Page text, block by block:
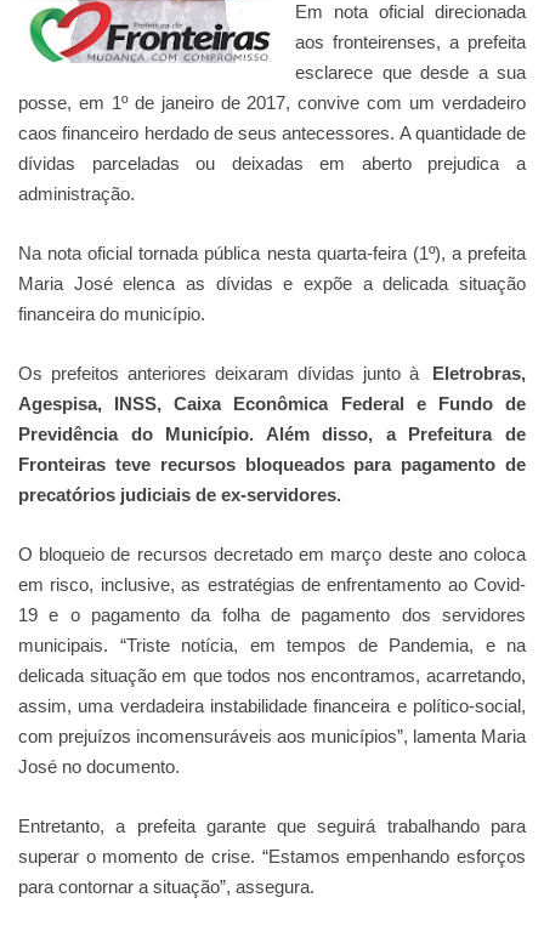
Em nota oficial direcionada
aos fronteirenses, a prefeita
esclarece que desde a sua
posse, em 1º de janeiro de 2017, convive com um verdadeiro
caos financeiro herdado de seus antecessores. A quantidade de
dívidas parceladas ou deixadas em aberto prejudica a
administração.
Na nota oficial tornada pública nesta quarta-feira (1º), a prefeita
Maria José elenca as dívidas e expõe a delicada situação
financeira do município.
Os prefeitos anteriores deixaram dívidas junto à
Eletrobras,
Agespisa, INSS, Caixa Econômica Federal e Fundo de
Previdência do Município. Além disso, a Prefeitura de
Fronteiras teve recursos bloqueados para pagamento de
precatórios judiciais de ex-servidores.
O bloqueio de recursos decretado em março deste ano coloca
em risco, inclusive, as estratégias de enfrentamento ao Covid-
19 e o pagamento da folha de pagamento dos servidores
municipais. “Triste notícia, em tempos de Pandemia, e na
delicada situação em que todos nos encontramos, acarretando,
assim, uma verdadeira instabilidade financeira e político-social,
com prejuízos incomensuráveis aos municípios”, lamenta Maria
José no documento.
Entretanto, a prefeita garante que seguirá trabalhando para
superar o momento de crise. “Estamos empenhando esforços
para contornar a situação”, assegura.